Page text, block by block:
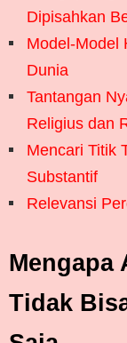
Dipisahkan
Model-Model
Dunia
Tantangan
Religius dan
Mencari Titik
Substantif
Relevansi
Mengapa
Tidak